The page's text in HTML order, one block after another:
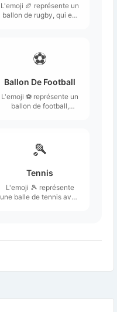
L'emoji 🏉 représente un
ballon de rugby, qui est
⚽
Ballon De Football
L'emoji ⚽ représente un
ballon de football,
qui évoque le design
classique des ballons
🎾
Tennis
L'emoji 🎾 représente
une balle de tennis avec